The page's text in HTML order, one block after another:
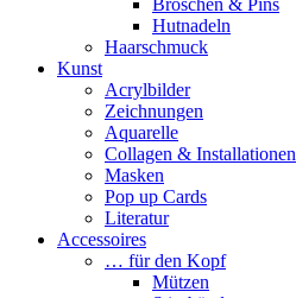
Broschen & Pins
Hutnadeln
Haarschmuck
Kunst
Acrylbilder
Zeichnungen
Aquarelle
Collagen & Installationen
Masken
Pop up Cards
Literatur
Accessoires
… für den Kopf
Mützen